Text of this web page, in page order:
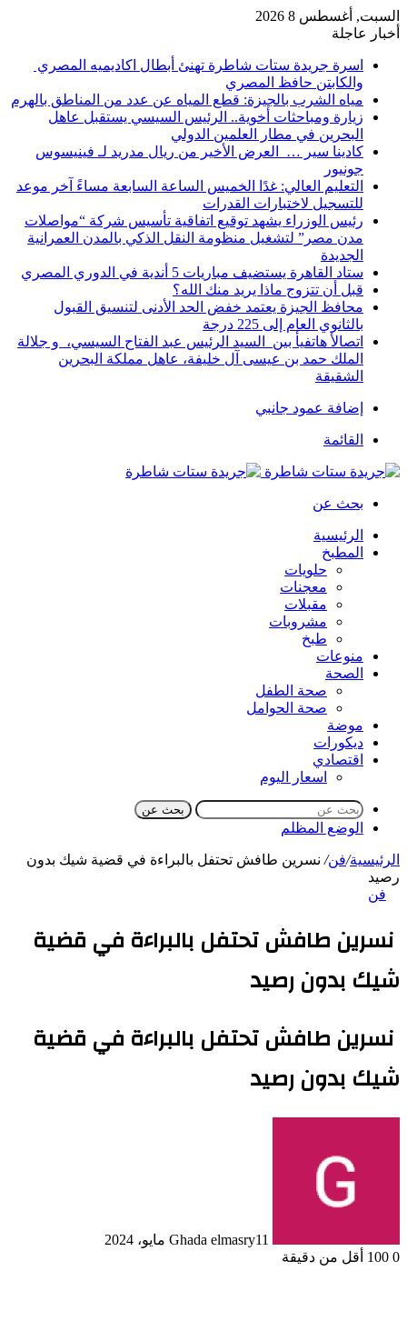
السبت, أغسطس 8 2026
أخبار عاجلة
اسرة جريدة ستات شاطرة تهنئ أبطال اكاديميه المصري
والكابتن حافظ المصري
مياه الشرب بالجيزة: قطع المياه عن عدد من المناطق بالهرم
زيارة ومباحثات أخوية.. الرئيس السيسي يستقبل عاهل
البحرين في مطار العلمين الدولي
كادينا سير … العرض الأخير من ريال مدريد لـ فينيسوس
جونيور
التعليم العالي: غدًا الخميس الساعة السابعة مساءً آخر موعد
للتسجيل لاختبارات القدرات
رئيس الوزراء يشهد توقيع اتفاقية تأسيس شركة “مواصلات
مدن مصر” لتشغيل منظومة النقل الذكي بالمدن العمرانية
الجديدة
ستاد القاهرة يستضيف مباريات 5 أندية في الدوري المصري
قبل أن تتزوج ماذا يريد منك الله؟
محافظ الجيزة يعتمد خفض الحد الأدنى لتنسيق القبول
بالثانوي العام إلى 225 درجة
اتصالأ هاتفيأ بين السيد الرئيس عبد الفتاح السيسي، و جلالة
الملك حمد بن عيسى آل خليفة، عاهل مملكة البحرين
الشقيقة
إضافة عمود جانبي
القائمة
بحث عن
الرئيسية
المطبخ
حلويات
معجنات
مقبلات
مشروبات
طبخ
منوعات
الصحة
صحة الطفل
صحة الحوامل
موضة
ديكورات
اقتصادي
اسعار اليوم
بحث عن
الوضع المظلم
الرئيسية/فن/ نسرين طافش تحتفل بالبراءة في قضية شيك بدون
رصيد
فن
نسرين طافش تحتفل بالبراءة في قضية
شيك بدون رصيد
نسرين طافش تحتفل بالبراءة في قضية
شيك بدون رصيد
Ghada elmasry11 مايو، 2024
0
أقل من دقيقة